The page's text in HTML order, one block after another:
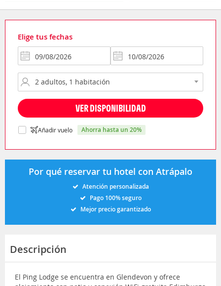
Elige tus fechas
VER DISPONIBILIDAD
Añadir vuelo ahorra hasta un 20%
Por qué reservar tu hotel con Atrápalo
Atención personalizada
Pago 100% seguro
Mejor precio garantizado
Descripción
El Ping Lodge se encuentra en Glendevon y ofrece